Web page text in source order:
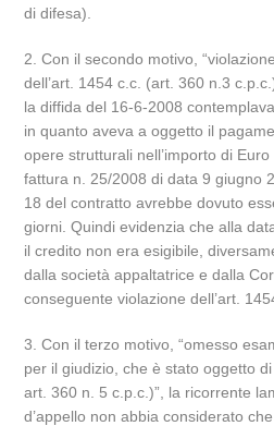
di difesa).
2. Con il secondo motivo,
dell’art. 1454 c.c. (art. 360 n.3
la diffida del 16-6-2008
in quanto aveva a oggetto il
opere strutturali nell’importo di
fattura n. 25/2008 di data 9 giugno
18 del contratto avrebbe dovuto
giorni. Quindi evidenzia che alla
il credito non era esigibile,
dalla società appaltatrice e dalla
conseguente violazione dell’art.
3. Con il terzo motivo, “omesso
per il giudizio, che è stato oggetto
art. 360 n. 5 c.p.c.)”, la ricorrente
d’appello non abbia considerato